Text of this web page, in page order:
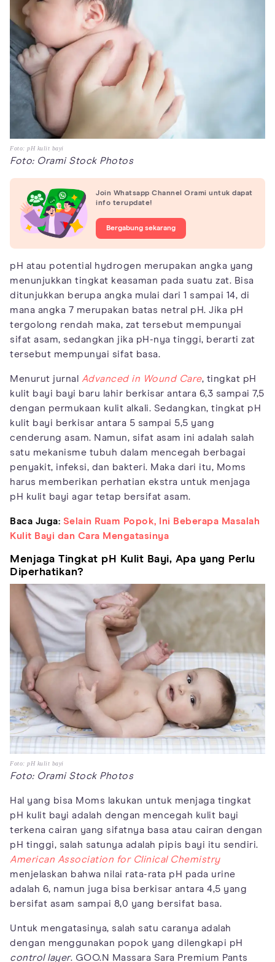
Foto: pH kulit bayi
Foto: Orami Stock Photos
Join Whatsapp Channel Orami untuk dapat
info terupdate!
Bergabung sekarang
pH atau potential hydrogen merupakan angka yang
menunjukkan tingkat keasaman pada suatu zat. Bisa
ditunjukkan berupa angka mulai dari 1 sampai 14, di
mana angka 7 merupakan batas netral pH. Jika pH
tergolong rendah maka, zat tersebut mempunyai
sifat asam, sedangkan jika pH-nya tinggi, berarti zat
tersebut mempunyai sifat basa.
Menurut jurnal Advanced in Wound Care, tingkat pH
kulit bayi bayi baru lahir berkisar antara 6,3 sampai 7,5
dengan permukaan kulit alkali. Sedangkan, tingkat pH
kulit bayi berkisar antara 5 sampai 5,5 yang
cenderung asam. Namun, sifat asam ini adalah salah
satu mekanisme tubuh dalam mencegah berbagai
penyakit, infeksi, dan bakteri. Maka dari itu, Moms
harus memberikan perhatian ekstra untuk menjaga
pH kulit bayi agar tetap bersifat asam.
Baca Juga: Selain Ruam Popok, Ini Beberapa Masalah
Kulit Bayi dan Cara Mengatasinya
Menjaga Tingkat pH Kulit Bayi, Apa yang Perlu
Diperhatikan?
Foto: pH kulit bayi
Foto: Orami Stock Photos
Hal yang bisa Moms lakukan untuk menjaga tingkat
pH kulit bayi adalah dengan mencegah kulit bayi
terkena cairan yang sifatnya basa atau cairan dengan
pH tinggi, salah satunya adalah pipis bayi itu sendiri.
American Association for Clinical Chemistry
menjelaskan bahwa nilai rata-rata pH pada urine
adalah 6, namun juga bisa berkisar antara 4,5 yang
bersifat asam sampai 8,0 yang bersifat basa.
Untuk mengatasinya, salah satu caranya adalah
dengan menggunakan popok yang dilengkapi pH
control layer. GOO.N Massara Sara Premium Pants